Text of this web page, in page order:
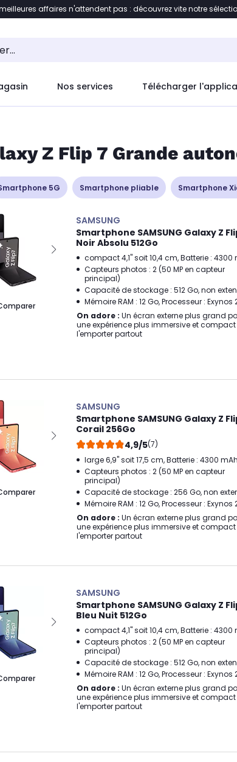
à la liste des produits Accéder
affaires n'attendent pas : découvrez vite notre
Nos services Télécharger
Z Flip 7 Grande
5G Smartphone pliable Smartphone
SAMSUNG
Smartphone SAMSUNG Galaxy Z
Noir Absolu 512Go
compact 4,1" soit 10,4 cm, Batterie : 4300
Capteurs photos : 2 (50 MP en capteur
principal)
Capacité de stockage : 512 Go, non
Mémoire RAM : 12 Go, Processeur : Exynos
On adore : Un écran externe plus grand
une expérience plus immersive et
l'emporter partout
SAMSUNG
Smartphone SAMSUNG Galaxy Z
Corail 256Go
4,9/5(7)
large 6,9" soit 17,5 cm, Batterie : 4300 mAh
Capteurs photos : 2 (50 MP en capteur
principal)
Capacité de stockage : 256 Go, non
Mémoire RAM : 12 Go, Processeur : Exynos
On adore : Un écran externe plus grand
une expérience plus immersive et
l'emporter partout
SAMSUNG
Smartphone SAMSUNG Galaxy Z
Bleu Nuit 512Go
compact 4,1" soit 10,4 cm, Batterie : 4300
Capteurs photos : 2 (50 MP en capteur
principal)
Capacité de stockage : 512 Go, non
Mémoire RAM : 12 Go, Processeur : Exynos
On adore : Un écran externe plus grand
une expérience plus immersive et
l'emporter partout